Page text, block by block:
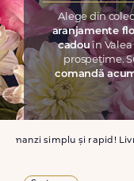
Alege din
aranjamente
cadou în
prospețime.
comandă
Comanzi simplu și rapid!